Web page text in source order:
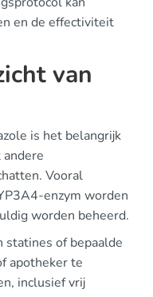
en de effectiviteit
van
is het belangrijk
Vooral
enzym worden
worden beheerd.
statines of bepaalde
apotheker te
inclusief vrij